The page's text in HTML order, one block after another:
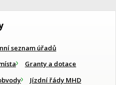
seznam úřadů
Granty a dotace
Jízdní řády MHD